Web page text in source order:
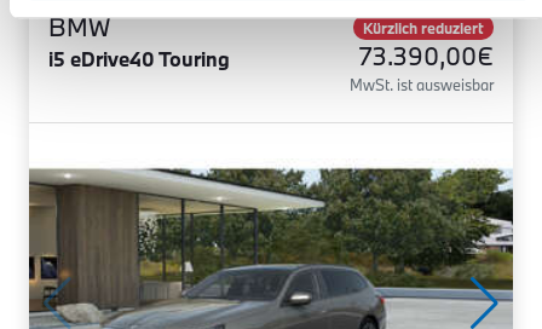
BMW
i5 eDrive40 Touring
Kürzlich reduziert
73.390,00€
MwSt. ist ausweisbar